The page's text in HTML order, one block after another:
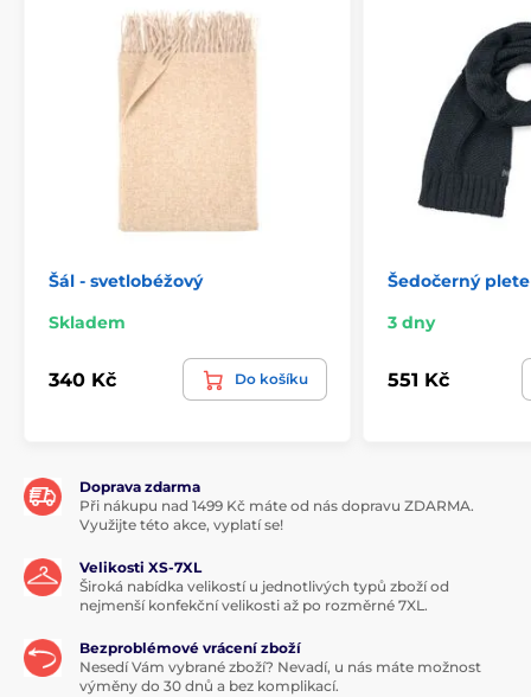
Šál - svetlobéžový
Skladem
340 Kč Do košíku
Šedočerný
3 dny
551 Kč
Doprava zdarma
Při nákupu nad 1499 Kč máte od nás dopravu ZDARMA.
Využijte této akce, vyplatí se!
Velikosti XS-7XL
Široká nabídka velikostí u jednotlivých typů zboží od
nejmenší konfekční velikosti až po rozměrné 7XL.
Bezproblémové vrácení zboží
Nesedí Vám vybrané zboží? Nevadí, u nás máte možnost
výměny do 30 dnů a bez komplikací.